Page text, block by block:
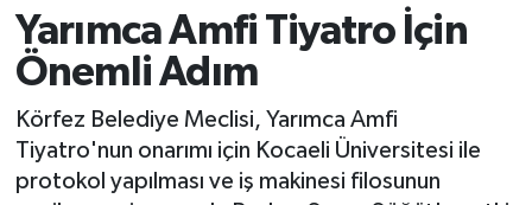
Yarımca Amfi Tiyatro İçin
Önemli Adım
Körfez Belediye Meclisi, Yarımca Amfi
Tiyatro'nun onarımı için Kocaeli Üniversitesi ile
protokol yapılması ve iş makinesi filosunun